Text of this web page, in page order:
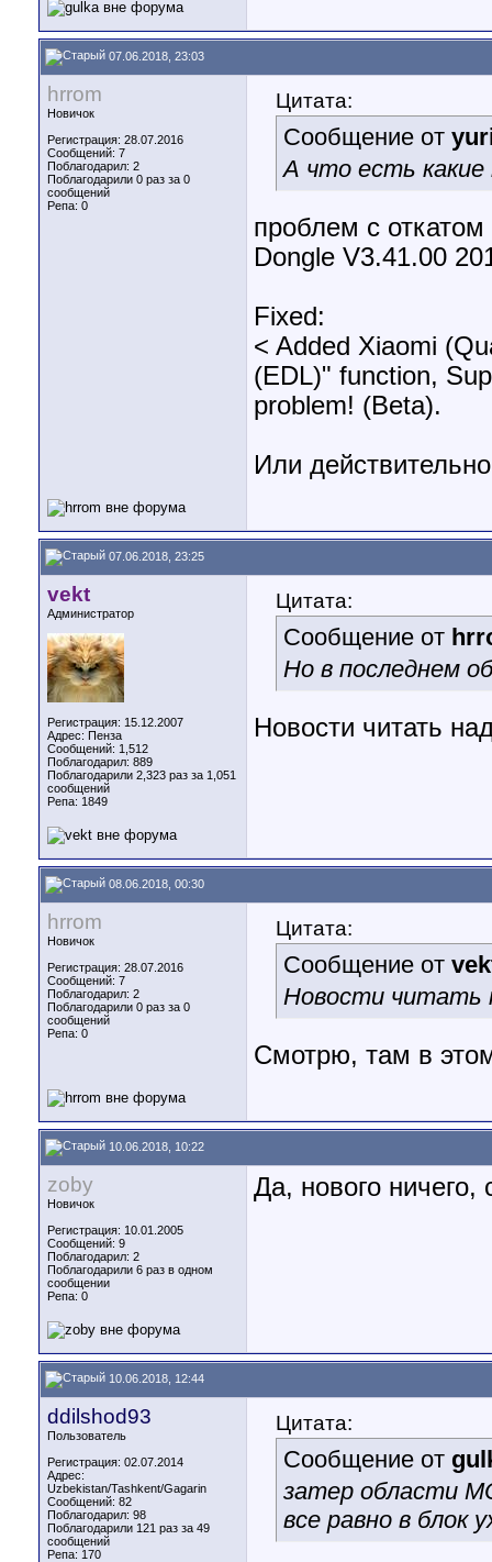
07.06.2018, 23:03
hrrom
Новичок
Регистрация: 28.07.2016
Сообщений: 7
Поблагодарил: 2
Поблагодарили 0 раз за 0
сообщений
Репа: 0
Цитата:
Сообщение от
А что есть
проблем с
Dongle V3.41.00
Fixed:
< Added Xiaomi
(EDL)" function,
problem! (Beta).
Или
07.06.2018, 23:25
vekt
Администратор
Регистрация: 15.12.2007
Адрес: Пенза
Сообщений: 1,512
Поблагодарил: 889
Поблагодарили 2,323 раз за 1,051
сообщений
Репа: 1849
Цитата:
Сообщение от
Но в последнем
Новости читать
08.06.2018, 00:30
hrrom
Новичок
Регистрация: 28.07.2016
Сообщений: 7
Поблагодарил: 2
Поблагодарили 0 раз за 0
сообщений
Репа: 0
Цитата:
Сообщение от
Новости читать
Смотрю, там в
10.06.2018, 10:22
zoby
Новичок
Регистрация: 10.01.2005
Сообщений: 9
Поблагодарил: 2
Поблагодарили 6 раз в одном
сообщении
Репа: 0
Да, нового ничего,
10.06.2018, 12:44
ddilshod93
Пользователь
Регистрация: 02.07.2014
Адрес:
Uzbekistan/Tashkent/Gagarin
Сообщений: 82
Поблагодарил: 98
Поблагодарили 121 раз за 49
сообщений
Репа: 170
Цитата:
Сообщение от
затер области
все равно в блок